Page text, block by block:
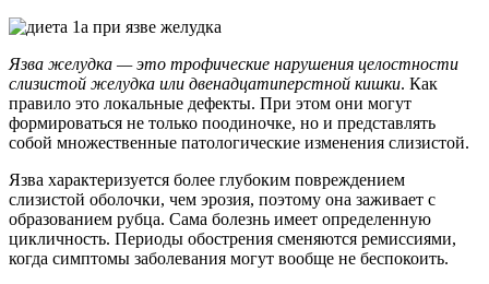
Язва желудка — это трофические нарушения целостности
слизистой желудка или двенадцатиперстной кишки. Как
правило это локальные дефекты. При этом они могут
формироваться не только поодиночке, но и представлять
собой множественные патологические изменения слизистой.
Язва характеризуется более глубоким повреждением
слизистой оболочки, чем эрозия, поэтому она заживает с
образованием рубца. Сама болезнь имеет определенную
цикличность. Периоды обострения сменяются ремиссиями,
когда симптомы заболевания могут вообще не беспокоить.